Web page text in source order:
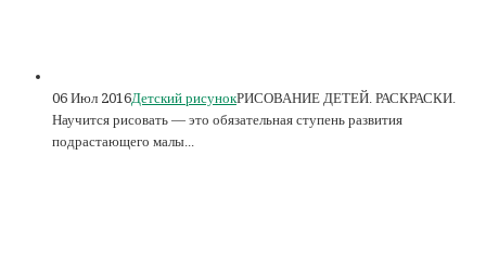
06 Июл 2016Детский рисунокРИСОВАНИЕ ДЕТЕЙ. РАСКРАСКИ.
Научится рисовать — это обязательная ступень развития
подрастающего малы...